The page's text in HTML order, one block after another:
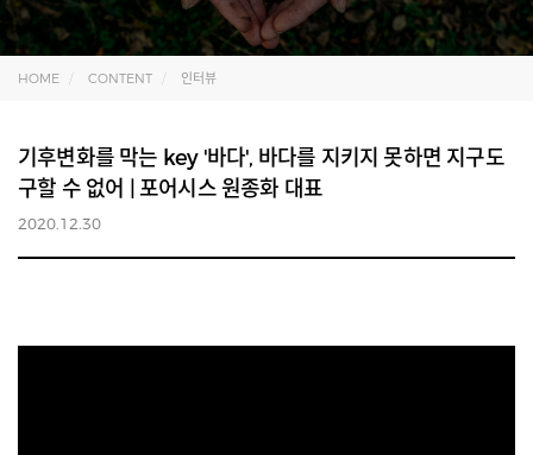
HOME CONTENT 인터뷰
기후변화를 막는 key '바다', 바다를 지키지 못하면 지구도
구할 수 없어 | 포어시스 원종화 대표
2020.12.30